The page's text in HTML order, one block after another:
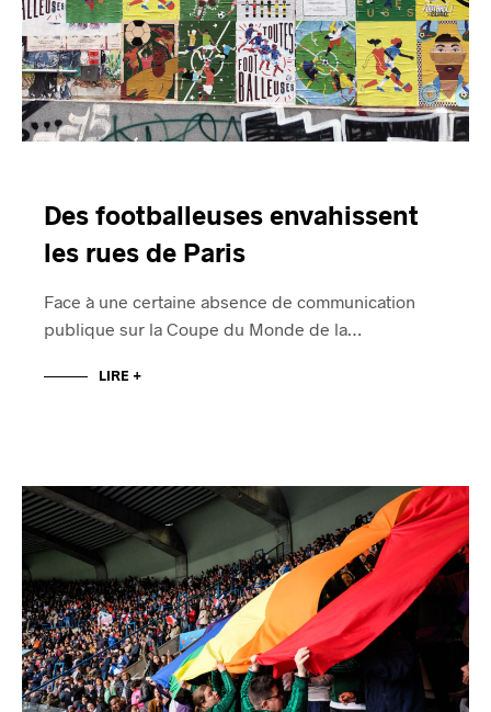
Des footballeuses envahissent
les rues de Paris
Face à une certaine absence de communication
publique sur la Coupe du Monde de la…
LIRE +